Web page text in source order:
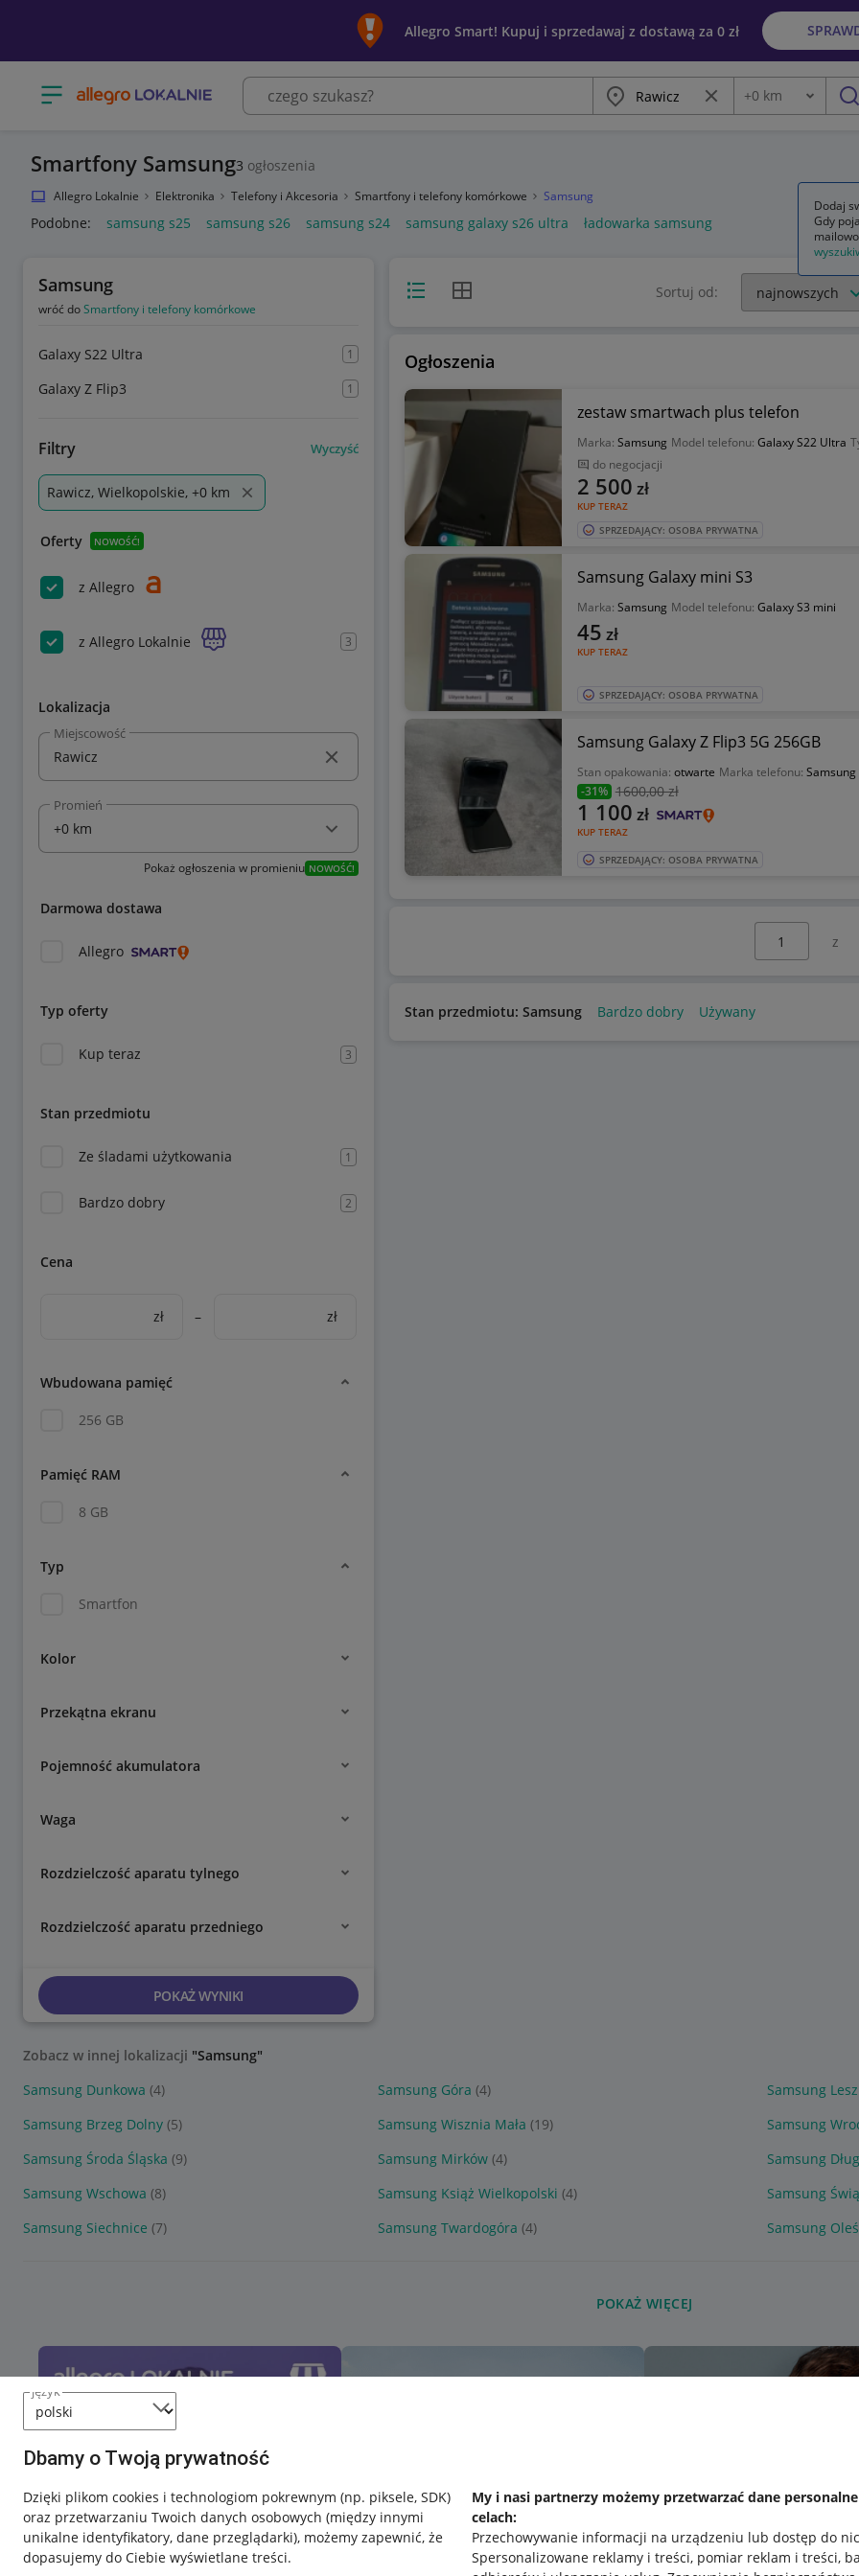
język
Dbamy o Twoją prywatność
Dzięki plikom cookies i technologiom pokrewnym (np. piksele, SDK)
oraz przetwarzaniu Twoich danych osobowych (między innymi
unikalne identyfikatory, dane przeglądarki), możemy zapewnić, że
dopasujemy do Ciebie wyświetlane treści.
My i nasi partnerzy możemy przetwarzać dane
celach:
Przechowywanie informacji na urządzeniu lub dostęp do
Spersonalizowane reklamy i treści, pomiar reklam i treści,
Allegro Smart! Kupuj i sprzedawaj z dostawą za 0 zł
Otwórz menu z kategoriami Miasto Wyczyść frazę
Odległość
+0 km
Smartfony Samsung3 ogłoszenia
Allegro Lokalnie Elektronika Telefony i Akcesoria Smartfony i telefony komórkowe Samsung
Podobne: samsung s25 samsung s26 samsung s24 samsung galaxy s26 ultra ładowarka samsung
Samsung
wróć doSmartfony i telefony komórkowe
Galaxy S22 Ultra 1
Galaxy Z Flip3 1
Filtry Wyczyść
Rawicz, Wielkopolskie, +0 km
Oferty NOWOŚĆ!
z Allegro
z Allegro Lokalnie 3
Lokalizacja
Miejscowość
Promień
Pokaż ogłoszenia w promieniu NOWOŚĆ!
Darmowa dostawa
Allegro
Typ oferty
Kup teraz 3
Stan przedmiotu
Ze śladami użytkowania 1
Bardzo dobry 2
Cena
zł – zł
Wbudowana pamięć
256 GB
Pamięć RAM
8 GB
Typ
Smartfon
Kolor
Przekątna ekranu
Pojemność akumulatora
Waga
Rozdzielczość aparatu tylnego
Rozdzielczość aparatu przedniego
POKAŻ WYNIKI
Widok listyWidok siatki Sortuj od:
Ogłoszenia
zestaw smartwach plus telefon
Marka: Samsung Model telefonu: Galaxy S22 Ultra
do negocjacji
KUP TERAZ
2 500 zł
SPRZEDAJĄCY: OSOBA PRYWATNA
Samsung Galaxy mini S3
Marka: Samsung Model telefonu: Galaxy S3 mini
KUP TERAZ
45 zł
SPRZEDAJĄCY: OSOBA PRYWATNA
Samsung Galaxy Z Flip3 5G 256GB
Stan opakowania: otwarte Marka telefonu: Samsung
-31% 1600,00 zł
KUP TERAZ
1 100 zł
SPRZEDAJĄCY: OSOBA PRYWATNA
z
Stan przedmiotu: Samsung Bardzo dobry Używany
Zobacz w innej lokalizacji "Samsung"
Samsung Dunkowa (4) Samsung Góra (4) Samsung
Samsung Brzeg Dolny (5) Samsung Wisznia Mała (19) Samsung
Samsung Środa Śląska (9) Samsung Mirków (4) Samsung
Samsung Wschowa (8) Samsung Książ Wielkopolski (4) Samsung
Samsung Siechnice (7) Samsung Twardogóra (4) Samsung
POKAŻ WIĘCEJ
Dodaj
Gdy